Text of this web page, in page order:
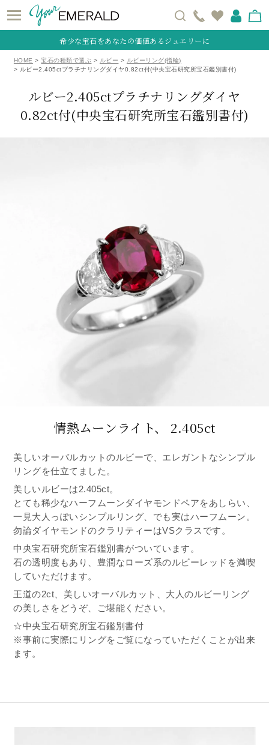
希少な宝石をあなたの価値あるジュエリーに
HOME 宝石の種類で選ぶ ルビー
ルビーリング(指輪)
ルビー2.405ctプラチナリングダイヤ0.82ct付(中央宝石研究所宝石鑑別書付)
ルビー2.405ctプラチナリングダイヤ
0.82ct付(中央宝石研究所宝石鑑別書付)
情熱ムーンライト、 2.405ct
美しいオーバルカットのルビーで、エレガントなシンプル
リングを仕立てました。
美しいルビーは2.405ct。
とても稀少なハーフムーンダイヤモンドペアをあしらい、
一見大人っぽいシンプルリング、でも実はハーフムーン。
勿論ダイヤモンドのクラリティーはVSクラスです。
中央宝石研究所宝石鑑別書がついています。
石の透明度もあり、豊潤なローズ系のルビーレッドを満喫
していただけます。
王道の2ct、美しいオーバルカット、大人のルビーリング
の美しさをどうぞ、ご堪能ください。
☆中央宝石研究所宝石鑑別書付
※事前に実際にリングをご覧になっていただくことが出来
ます。